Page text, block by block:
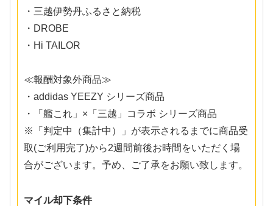
・三越伊勢丹ふるさと納税
・DROBE
・Hi TAILOR
≪報酬対象外商品≫
・addidas YEEZY シリーズ商品
・「艦これ」×「三越」コラボ シリーズ商品
※「判定中（集計中）」が表示されるまでに商品受
取(ご利用完了)から2週間前後お時間をいただく場
合がございます。予め、ご了承をお願い致します。
マイル却下条件